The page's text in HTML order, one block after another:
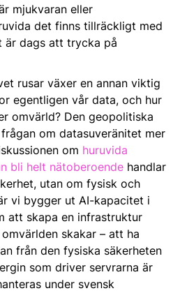
mjukvaran eller
det finns tillräckligt med
är dags att trycka på
rusar växer en annan viktig
egentligen vår data, och hur
omvärld? Den geopolitiska
om datasuveränitet mer
om huruvida
bli helt nätoberoende handlar
utan om fysisk och
vi bygger ut AI-kapacitet i
att skapa en infrastruktur
skakar – att ha
från den fysiska säkerheten
som driver servrarna är
under svensk